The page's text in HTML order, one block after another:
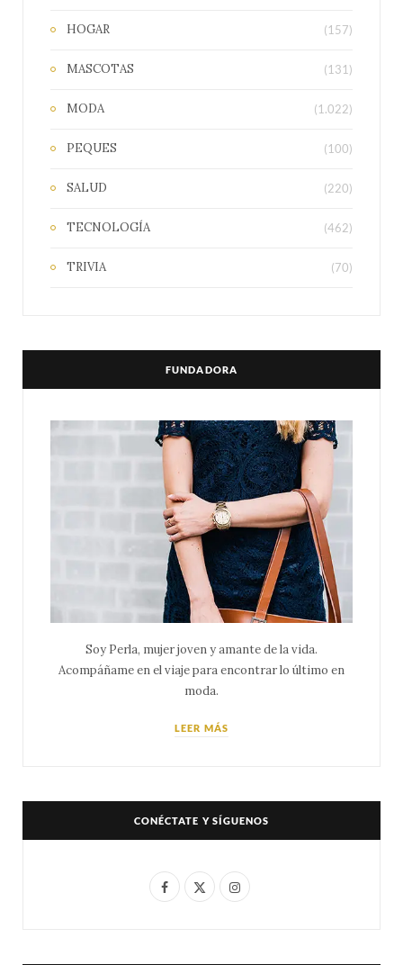
HOGAR (157)
MASCOTAS (131)
MODA (1.022)
PEQUES (100)
SALUD (220)
TECNOLOGÍA (462)
TRIVIA (70)
FUNDADORA
Soy Perla, mujer joven y amante de la vida.
Acompáñame en el viaje para encontrar lo último en
moda.
LEER MÁS
CONÉCTATE Y SÍGUENOS
F
X
I